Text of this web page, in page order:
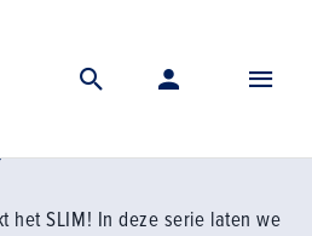
het SLIM! In deze serie laten we